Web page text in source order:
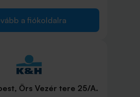
a fiókoldalra
Örs Vezér tere 25/A.